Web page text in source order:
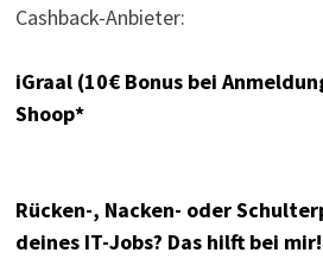
Cashback-Anbieter:
iGraal (10€ Bonus bei
Shoop*
Rücken-, Nacken- oder
deines IT-Jobs? Das hilft bei mir!